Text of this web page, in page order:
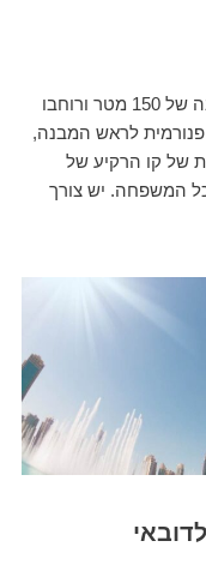
ציון דרך ארכיטקטוני מיוחד, המתנשא לגובה של 150 מטר ורוחבו
פנורמית לראש המבנה,
נופים מרהיבים 360 מעלות של קו הרקיע של
המשפחה. יש צורך